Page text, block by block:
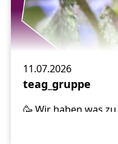
11.07.2026
teag_gruppe
🥳 Wir haben was
Bilder. Wenn der